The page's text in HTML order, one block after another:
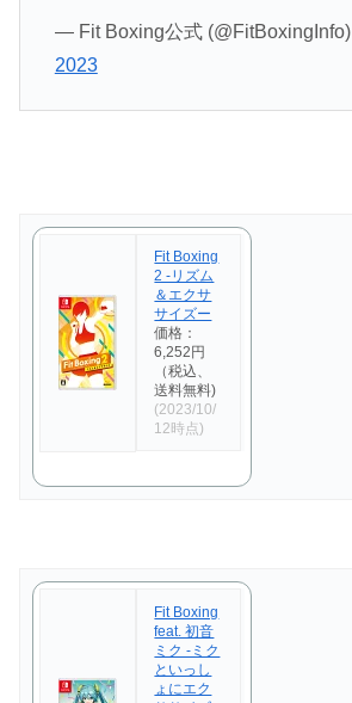
— Fit Boxing公式 (@FitBoxingInfo)
2023
Fit Boxing
2 -リズム
＆エクサ
サイズー
価格：
6,252円
（税込、
送料無料)
(2023/10/
12時点)
Fit Boxing
feat. 初音
ミク -ミク
といっし
ょにエク